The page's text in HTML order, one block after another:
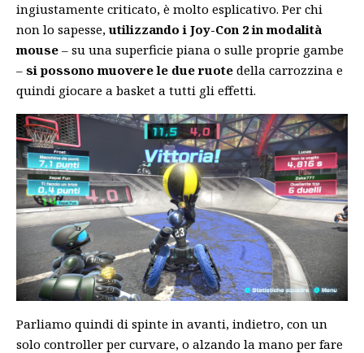
ingiustamente criticato, è molto esplicativo. Per chi
non lo sapesse, utilizzando i Joy-Con 2 in modalità
mouse – su una superficie piana o sulle proprie gambe
– si possono muovere le due ruote della carrozzina e
quindi giocare a basket a tutti gli effetti.
Parliamo quindi di spinte in avanti, indietro, con un
solo controller per curvare, o alzando la mano per fare